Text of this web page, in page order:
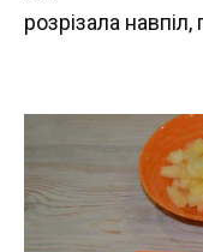
розрізала